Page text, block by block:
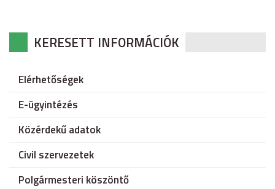
KERESETT INFORMÁCIÓK
Elérhetőségek
E-ügyintézés
Közérdekű adatok
Civil szervezetek
Polgármesteri köszöntő